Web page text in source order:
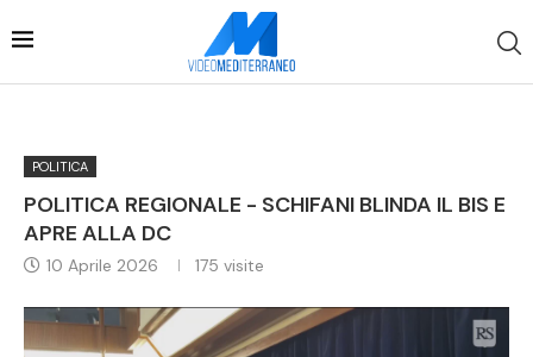
POLITICA
POLITICA REGIONALE - SCHIFANI BLINDA IL BIS E
APRE ALLA DC
10 Aprile 2026 175 visite
Video
Player